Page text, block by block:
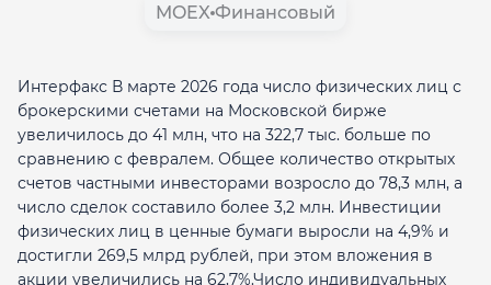
MOEX Финансовый
Интерфакс В марте 2026 года число физических лиц с
брокерскими счетами на Московской бирже
увеличилось до 41 млн, что на 322,7 тыс. больше по
сравнению с февралем. Общее количество открытых
счетов частными инвесторами возросло до 78,3 млн, а
число сделок составило более 3,2 млн. Инвестиции
физических лиц в ценные бумаги выросли на 4,9% и
достигли 269,5 млрд рублей, при этом вложения в
акции увеличились на 62,7%.Число индивидуальных